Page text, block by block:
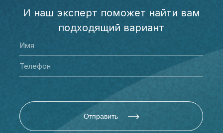
И наш эксперт поможет найти вам
подходящий вариант
Отправить